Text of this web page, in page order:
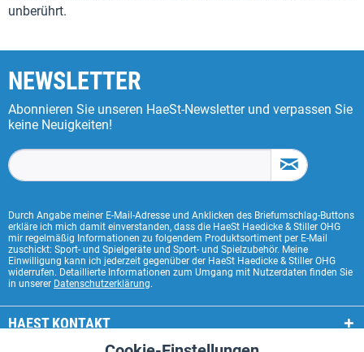
unberührt.
NEWSLETTER
Abonnieren Sie unseren HaeSt-Newsletter und verpassen Sie
keine Neuigkeiten!
Durch Angabe meiner E-Mail-Adresse und Anklicken des Briefumschlag-Buttons
erkläre ich mich damit einverstanden, dass die HaeSt Haedicke & Stiller OHG
mir regelmäßig Informationen zu folgendem Produktsortiment per E-Mail
zuschickt: Sport- und Spielgeräte und Sport- und Spielzubehör. Meine
Einwilligung kann ich jederzeit gegenüber der HaeSt Haedicke & Stiller OHG
widerrufen. Detaillierte Informationen zum Umgang mit Nutzerdaten finden Sie
in unserer Datenschutzerklärung.
HAEST KONTAKT